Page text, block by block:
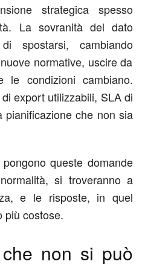
strategica spesso
. La sovranità del dato
spostarsi,cambiando
normative, uscireda
le condizioni cambiano.
export utilizzabili, SLA di
pianificazione che non sia
queste domande
si troveranno a
, e le risposte, in quel
più costose.
non si può